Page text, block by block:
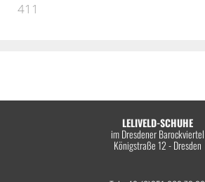
411
LELIVELD-SCHUHE
im Dresdener Barockviertel
Königstraße 12 - Dresden